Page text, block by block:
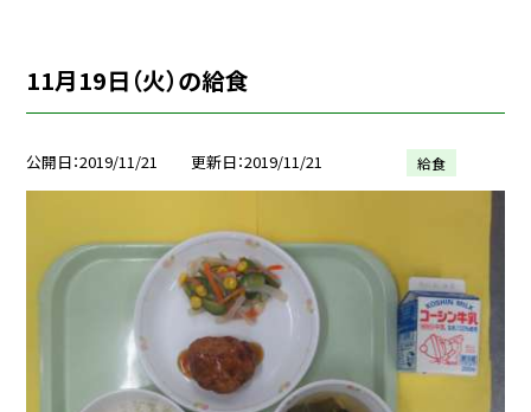
11月19日（火）の給食
公開日 2019/11/21 更新日 2019/11/21 給食